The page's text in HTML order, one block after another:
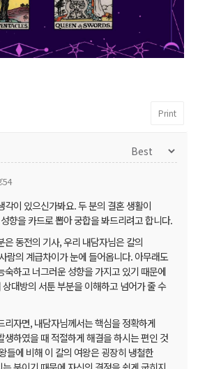
Print
이 있으신가봐요. 두 분의 결혼 생활이
향을 카드로 뽑아 궁합을 봐드리려고 합니다.
은 동전의 기사, 우리 내담자님은 칼의
람의 계급차이가 눈에 들어옵니다. 아무래도
숙하고 너그러운 성향을 가지고 있기 때문에
대방의 서툰 부분을 이해하고 넘어가 줄 수
리자면, 내담자님께서는 핵심을 정확하게
생하였을 때 적절하게 해결을 하시는 편인 것
들에 비해 이 칼의 여왕은 굉장히 냉철한